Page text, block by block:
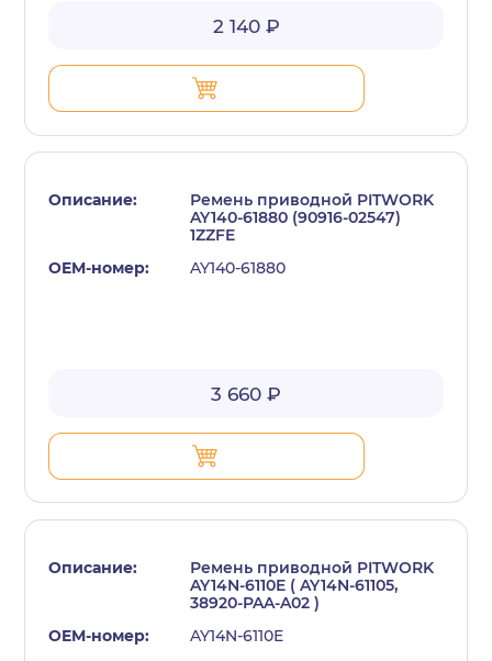
2 140 ₽
Ремень приводной PITWORK
AY140-61880 (90916-02547)
1ZZFE
AY140-61880
3 660 ₽
Ремень приводной PITWORK
AY14N-6110E ( AY14N-61105,
38920-PAA-A02 )
AY14N-6110E